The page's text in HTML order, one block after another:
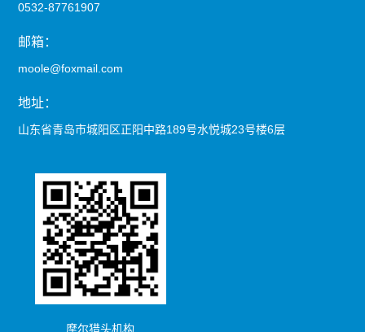
0532-87761907
邮箱：
moole@foxmail.com
地址：
山东省青岛市城阳区正阳中路189号水悦城23号楼6层
摩尔猎头机构